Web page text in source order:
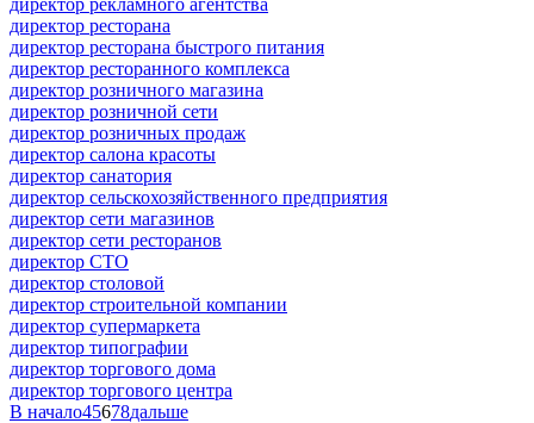
директор ресторана
директор ресторана быстрого питания
директор ресторанного комплекса
директор розничного магазина
директор розничной сети
директор розничных продаж
директор салона красоты
директор санатория
директор сельскохозяйственного предприятия
директор сети магазинов
директор сети ресторанов
директор СТО
директор столовой
директор строительной компании
директор супермаркета
директор типографии
директор торгового дома
директор торгового центра
В начало45678дальше